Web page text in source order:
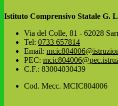
Istituto Comprensivo Statale G.
Via del Colle, 81 - 62028
Tel: 0733 657814
Email:
PEC:
C.F.: 83004030439
Cod. Mecc. MCIC804006